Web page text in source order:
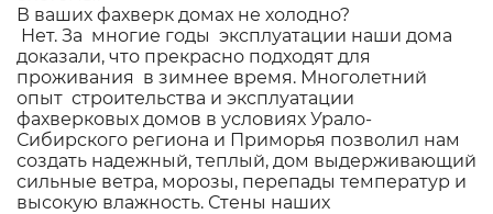
В ваших фахверк домах не холодно?
Нет. За многие годы эксплуатации наши дома
доказали, что прекрасно подходят для
проживания в зимнее время. Многолетний
опыт строительства и эксплуатации
фахверковых домов в условиях Урало-
Сибирского региона и Приморья позволил нам
создать надежный, теплый, дом выдерживающий
сильные ветра, морозы, перепады температур и
высокую влажность. Стены наших